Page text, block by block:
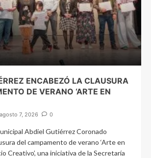
ENCABEZÓ LA CLAUSURA
DE VERANO ‘ARTE EN
agosto 7, 2026 0
Abdiel Gutiérrez Coronado
del campamento de verano ‘Arte en
Creativo’, una iniciativa de la Secretaría